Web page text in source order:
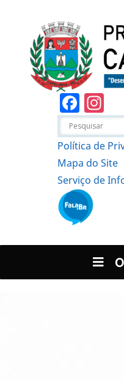
Política de
Mapa do Site
Serviço de